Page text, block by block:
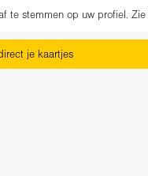
te stemmen op uw profiel. Zie
je kaartjes